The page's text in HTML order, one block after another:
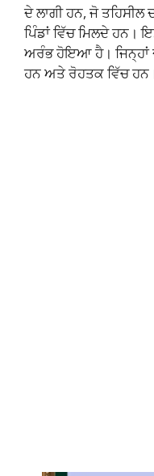
ਦੇ ਲਾਗੀ ਹਨ, ਜੋ ਤਹਿਸੀਲ
ਪਿੰਡਾਂ ਵਿੱਚ ਮਿਲਦੇ ਹਨ।
ਅਰੰਭ ਹੋਇਆ ਹੈ। ਜਿਨ੍ਹਾਂ
ਹਨ ਅਤੇ ਰੋਹਤਕ ਵਿੱਚ